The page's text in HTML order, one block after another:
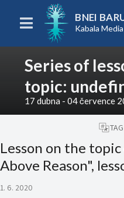
BNEI
Kabala Media
Series of
topic:
17 dubna - 04 července
TAG
Lesson on the
Above Reason",
1. 6. 2020